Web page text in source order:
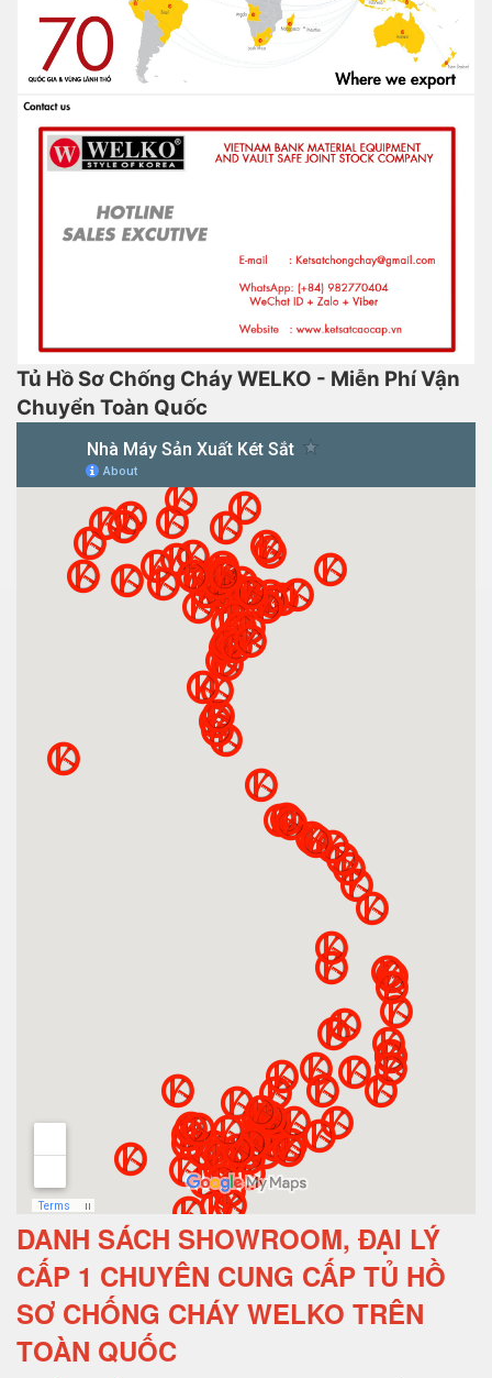
Tủ Hồ Sơ Chống Cháy WELKO - Miễn Phí Vận
Chuyển Toàn Quốc
DANH SÁCH SHOWROOM, ĐẠI LÝ
CẤP 1 CHUYÊN CUNG CẤP TỦ HỒ
SƠ CHỐNG CHÁY WELKO TRÊN
TOÀN QUỐC